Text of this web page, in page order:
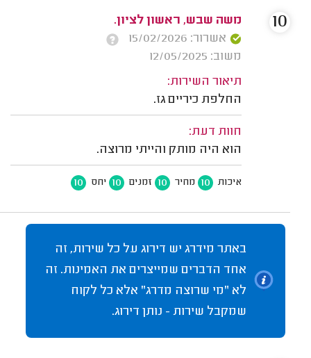
משה שבש, ראשון לציון.
אשרור: 15/02/2026
משוב: 12/05/2025
תיאור השירות:
החלפת כיריים גז.
חוות דעת:
הוא היה מותק והייתי מרוצה.
איכות 10 מחיר 10 זמנים 10 יחס 10
10
באתר מידרג יש דירוג על כל שירות, זה
אחד הדברים שמייצרים את האמינות. זה
לא "מי שרוצה מדרג" אלא כל לקוח
שמקבל שירות - נותן דירוג.